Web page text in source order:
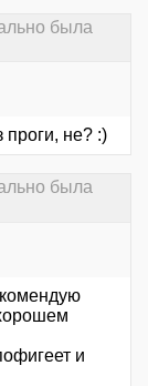
была
не? :)
была
и